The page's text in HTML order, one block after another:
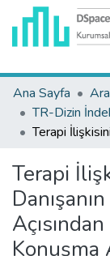
Ana Sayfa
Terapi
Konuşma